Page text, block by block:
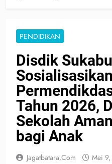
PENDIDIKAN
Disdik
Sosialisasikan
Tahun 2026,
Sekolah
bagi Anak
Jagatbatara.com Mei